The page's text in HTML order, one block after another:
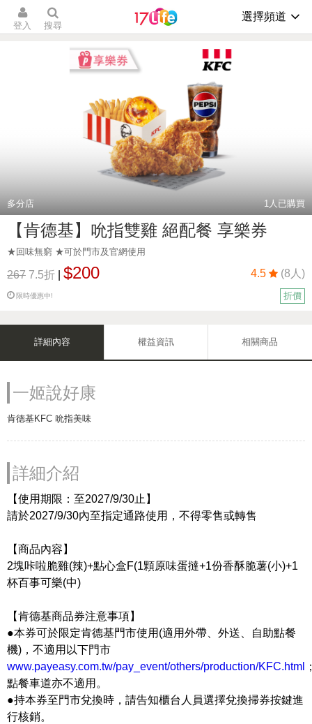
登入 搜尋
選擇頻道
多分店 1人已購買
【肯德基】吮指雙雞 絕配餐 享樂券
★回味無窮 ★可於門市及官網使用
267 7.5折 $200 4.5 (8人)
限時優惠中! 折價
詳細內容 權益資訊 相關商品
一姬說好康
肯德基KFC 吮指美味
詳細介紹
【使用期限：至2027/9/30止】
請於2027/9/30內至指定通路使用，不得零售或轉售
【商品內容】
2塊咔啦脆雞(辣)+點心盒F(1顆原味蛋撻+1份香酥脆薯(小)+1
杯百事可樂(中)
【肯德基商品券注意事項】
●本券可於限定肯德基門市使用(適用外帶、外送、自助點餐
機)，不適用以下門市
www.payeasy.com.tw/pay_event/others/production/KFC.html
點餐車道亦不適用。
●持本券至門市兌換時，請告知櫃台人員選擇兌換掃券按鍵進
行核銷。